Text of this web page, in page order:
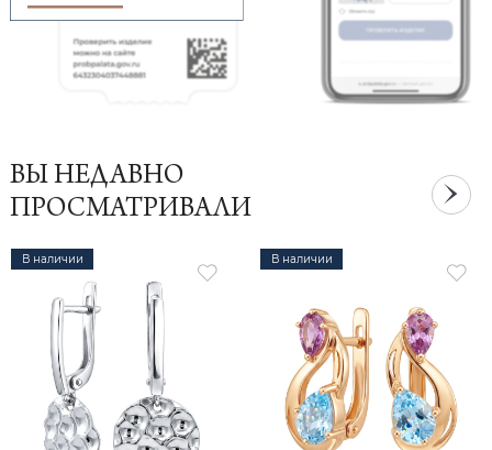
ВЫ НЕДАВНО
ПРОСМАТРИВАЛИ
В наличии В наличии